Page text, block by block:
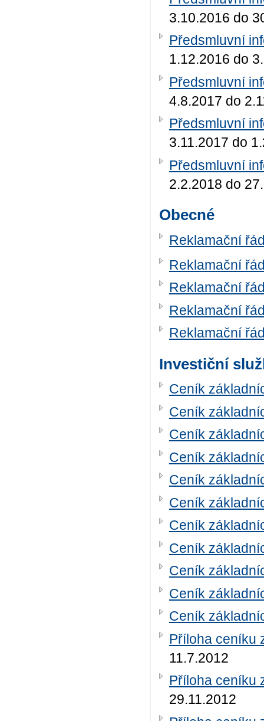
3.10.2016 do
Předsmluvní
1.12.2016 do
Předsmluvní
4.8.2017 do
Předsmluvní
3.11.2017 do
Předsmluvní
2.2.2018 do
Obecné
Reklamační
Reklamační
Reklamační
Reklamační
Reklamační
Investiční
Ceník
Ceník
Ceník
Ceník
Ceník
Ceník
Ceník
Ceník
Ceník
Ceník
Ceník
Příloha ceníku
11.7.2012
Příloha ceníku
29.11.2012